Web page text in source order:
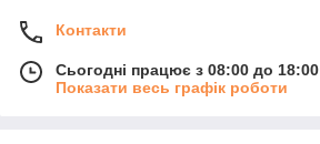
Контакти
Сьогодні працює з 08:00 до 18:00
Показати весь графік роботи